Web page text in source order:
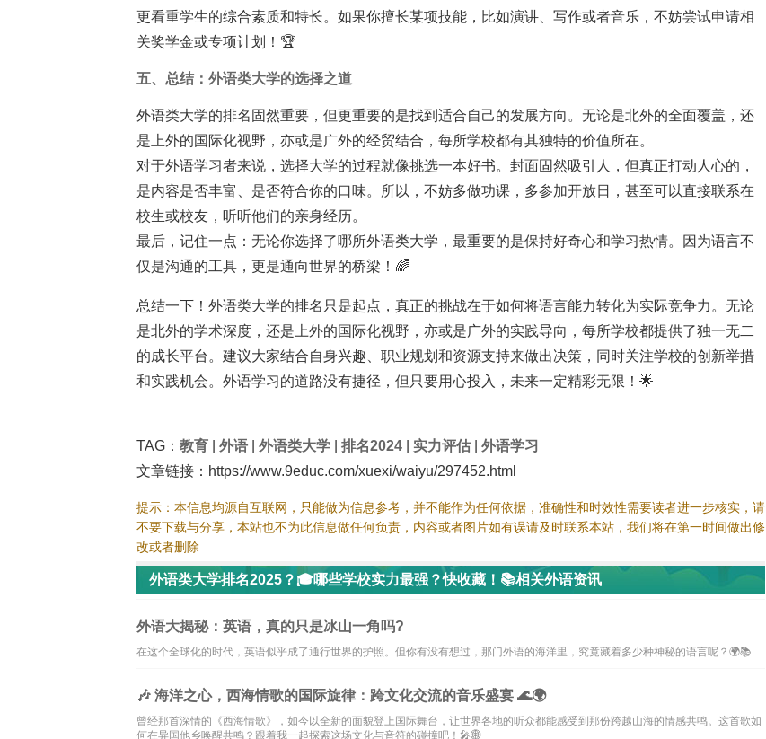
更看重学生的综合素质和特长。如果你擅长某项技能，比如演讲、写作或者音乐，不妨尝试申请相
关奖学金或专项计划！🏆
五、总结：外语类大学的选择之道
外语类大学的排名固然重要，但更重要的是找到适合自己的发展方向。无论是北外的全面覆盖，还
是上外的国际化视野，亦或是广外的经贸结合，每所学校都有其独特的价值所在。
对于外语学习者来说，选择大学的过程就像挑选一本好书。封面固然吸引人，但真正打动人心的，
是内容是否丰富、是否符合你的口味。所以，不妨多做功课，多参加开放日，甚至可以直接联系在
校生或校友，听听他们的亲身经历。
最后，记住一点：无论你选择了哪所外语类大学，最重要的是保持好奇心和学习热情。因为语言不
仅是沟通的工具，更是通向世界的桥梁！🌈
总结一下！外语类大学的排名只是起点，真正的挑战在于如何将语言能力转化为实际竞争力。无论
是北外的学术深度，还是上外的国际化视野，亦或是广外的实践导向，每所学校都提供了独一无二
的成长平台。建议大家结合自身兴趣、职业规划和资源支持来做出决策，同时关注学校的创新举措
和实践机会。外语学习的道路没有捷径，但只要用心投入，未来一定精彩无限！🌟
TAG： 教育 外语 外语类大学 排名2024 实力评估
外语学习
文章链接：https://www.9educ.com/xuexi/waiyu/297452.html
提示：本信息均源自互联网，只能做为信息参考，并不能作为任何依据，准确性和时效性需要读者进一步核实，请
不要下载与分享，本站也不为此信息做任何负责，内容或者图片如有误请及时联系本站，我们将在第一时间做出修
改或者删除
外语类大学排名2025？🎓哪些学校实力最强？快收藏！📚相关外语资讯
外语大揭秘：英语，真的只是冰山一角吗?
在这个全球化的时代，英语似乎成了通行世界的护照。但你有没有想过，那门外语的海洋里，究竟藏着多少种神秘的语言呢？🌍📚
🎶 海洋之心，西海情歌的国际旋律：跨文化交流的音乐盛宴 🌊🌍
曾经那首深情的《西海情歌》，如今以全新的面貌登上国际舞台，让世界各地的听众都能感受到那份跨越山海的情感共鸣。这首歌如
何在异国他乡唤醒共鸣？跟着我一起探索这场文化与音符的碰撞吧！🎤🌐